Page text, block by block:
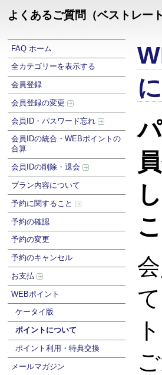
よくあるご質問（ベストレー
FAQ ホーム
全カテゴリーを表示する
会員登録
会員登録の変更
会員ID・パスワード忘れ
会員IDの統合・WEBポイントの
合算
会員IDの削除・退会
プラン内容について
予約に関すること
予約の確認
予約の変更
予約のキャンセル
お支払
WEBポイント
ケータイ版
ポイントについて
ポイント利用・特典交換
メールマガジン